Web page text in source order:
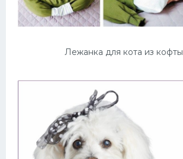
Лежанка для кота из кофты